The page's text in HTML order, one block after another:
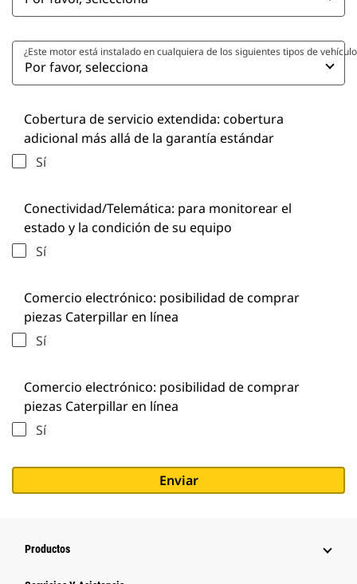
¿Este motor está instalado en cualquiera de los siguientes tipos de
Cobertura de servicio extendida: cobertura
adicional más allá de la garantía estándar
Sí
Conectividad/Telemática: para monitorear el
estado y la condición de su equipo
Sí
Comercio electrónico: posibilidad de comprar
piezas Caterpillar en línea
Sí
Comercio electrónico: posibilidad de comprar
piezas Caterpillar en línea
Sí
Productos